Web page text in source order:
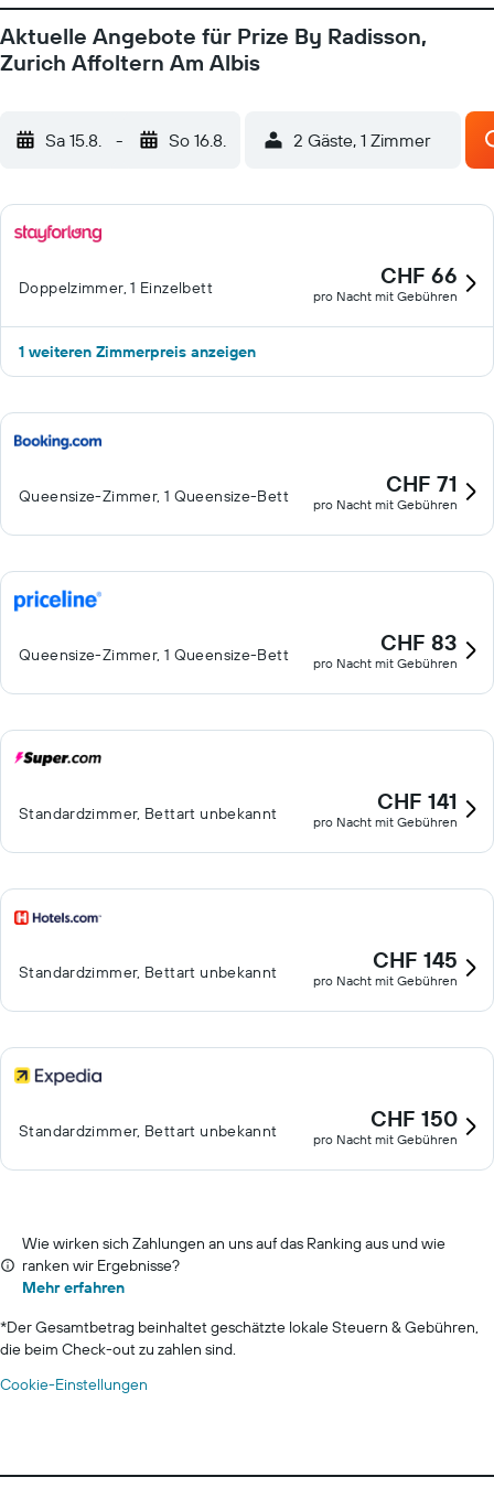
Zimmerausstattung gehören Telefone und Schreibtische. Auf
Anfrage sind Allergikerbettwaren und Bügeleisen/Bügelbretter
oder in der Nähe angeboten. Es können dabei Gebühren
Aktuelle Angebote für Prize By Radisson,
Zurich Affoltern Am Albis
Sa 15.8. - So 16.8. 2 Gäste, 1 Zimmer
Doppelzimmer, 1 Einzelbett CHF 66
pro Nacht mit Gebühren
1 weiteren Zimmerpreis anzeigen
Queensize-Zimmer, 1 Queensize-Bett CHF 71
pro Nacht mit Gebühren
Queensize-Zimmer, 1 Queensize-Bett CHF 83
pro Nacht mit Gebühren
Standardzimmer, Bettart unbekannt CHF 141
pro Nacht mit Gebühren
Standardzimmer, Bettart unbekannt CHF 145
pro Nacht mit Gebühren
Standardzimmer, Bettart unbekannt CHF 150
pro Nacht mit Gebühren
Wie wirken sich Zahlungen an uns auf das Ranking aus und wie
ranken wir Ergebnisse?
Mehr erfahren
*Der Gesamtbetrag beinhaltet geschätzte lokale Steuern & Gebühren,
die beim Check-out zu zahlen sind.
Cookie-Einstellungen